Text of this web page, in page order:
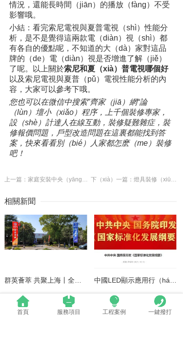
情況，還能長時間（jiān）的播放（fàng）不受
影響哦。
小結：看完索尼電視與夏普電視（shì）性能分
析，是不是覺得這兩款電（diàn）視（shì）都
有各自的優點呢，不知道的大（dà）家對這品
牌的（de）電（diàn）視是否增進了解（jiě）
了呢。以上關於索尼和夏（xià）普電視哪個好
以及索尼電視與夏普（pǔ）電視性能分析的內
容，大家可以參考下哦。
您也可以在微信中搜索”齊家（jiā）網“論
（lùn）壇小（xiǎo）程序，上千個裝修專家，
設（shè）計達人在線互動，裝修疑難雜症，裝
修報價問題，戶型改造問題在這裏都能找到答
案，快來看看別（bié）人家都怎麽（me）裝修
吧！
上一篇：家庭安裝中央（yāng）新風係統（tǒng）原因有哪些？ 下（xià）一篇：燈具裝修（xiū）後要保養五大法則要注意
相關新聞
群英薈萃 共聚上海丨全國LED精品巡展攜手共（gòng）謀行業發展大計（jì） 中國LED顯示應用行（háng）業標準情況一覽
首頁 服務項目 工程案例 一鍵撥打